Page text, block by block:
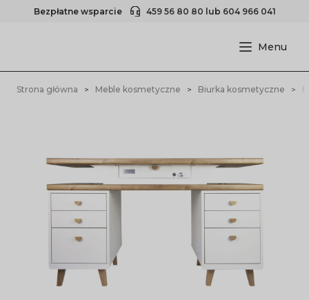
Bezpłatne wsparcie 459 56 80 80 lub 604 966 041
Strona główna Meble kosmetyczne Biurka kosmetyczne